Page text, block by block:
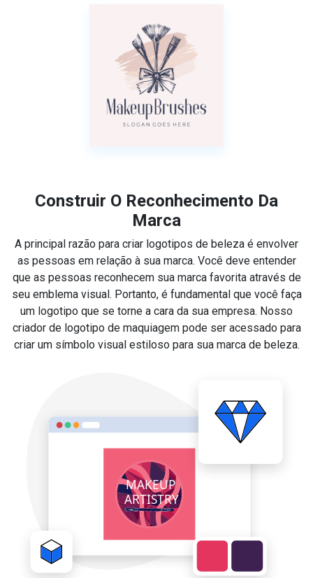
Construir O Reconhecimento Da
Marca
A principal razão para criar logotipos de beleza é envolver
as pessoas em relação à sua marca. Você deve entender
que as pessoas reconhecem sua marca favorita através de
seu emblema visual. Portanto, é fundamental que você faça
um logotipo que se torne a cara da sua empresa. Nosso
criador de logotipo de maquiagem pode ser acessado para
criar um símbolo visual estiloso para sua marca de beleza.